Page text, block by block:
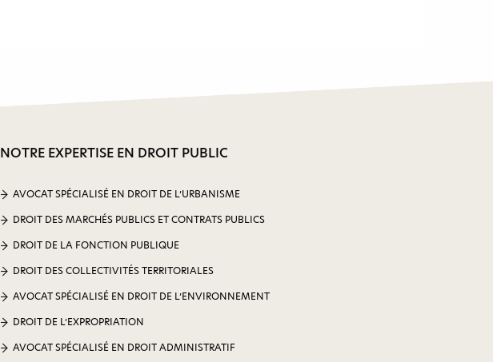
NOTRE EXPERTISE EN DROIT PUBLIC
AVOCAT SPÉCIALISÉ EN DROIT DE L’URBANISME
DROIT DES MARCHÉS PUBLICS ET CONTRATS PUBLICS
DROIT DE LA FONCTION PUBLIQUE
DROIT DES COLLECTIVITÉS TERRITORIALES
AVOCAT SPÉCIALISÉ EN DROIT DE L’ENVIRONNEMENT
DROIT DE L’EXPROPRIATION
AVOCAT SPÉCIALISÉ EN DROIT ADMINISTRATIF